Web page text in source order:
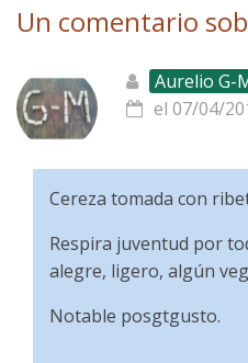
Un comentario
Aurelio G-
el 07/04/
Cereza tomada con
Respira juventud por
alegre, ligero, algún
Notable posgtgusto.